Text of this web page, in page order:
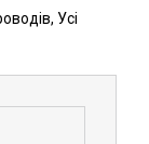
, Усі